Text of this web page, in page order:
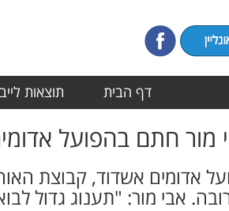
דף הבית תוצאות לייב
מור חתם בהפועל
אדומים אשדוד, קבוצת
אבי מור: "תענוג גדול